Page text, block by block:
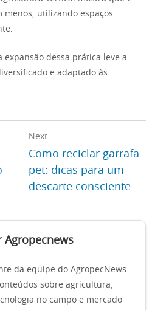
menos, utilizando espaços
expansão dessa prática leve a
e adaptado às
Next
Como reciclar garrafa
pet: dicas para um
descarte consciente
Agropecnews
da equipe do AgropecNews
sobre agricultura,
no campo e mercado